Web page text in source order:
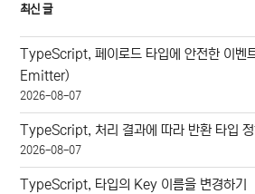
최신 글
TypeScript, 페이로드 타입에 안전한 이벤
Emitter)
2026-08-07
TypeScript, 처리 결과에 따라 반환 타입 정
2026-08-07
TypeScript, 타입의 Key 이름을 변경하기